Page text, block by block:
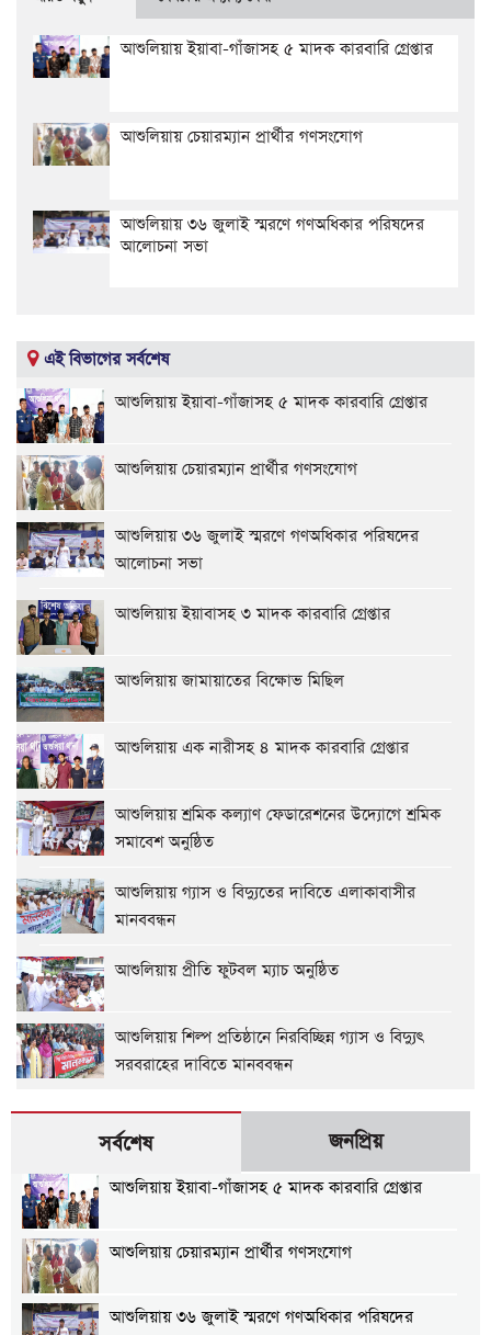
আশুলিয়ায় ইয়াবা-গাঁজাসহ ৫ মাদক কারবারি গ্রেপ্তার
আশুলিয়ায় চেয়ারম্যান প্রার্থীর গণসংযোগ
আশুলিয়ায় ৩৬ জুলাই স্মরণে গণঅধিকার পরিষদের
আলোচনা সভা
এই বিভাগের সর্বশেষ
আশুলিয়ায় ইয়াবা-গাঁজাসহ ৫ মাদক কারবারি গ্রেপ্তার
আশুলিয়ায় চেয়ারম্যান প্রার্থীর গণসংযোগ
আশুলিয়ায় ৩৬ জুলাই স্মরণে গণঅধিকার পরিষদের
আলোচনা সভা
আশুলিয়ায় ইয়াবাসহ ৩ মাদক কারবারি গ্রেপ্তার
আশুলিয়ায় জামায়াতের বিক্ষোভ মিছিল
আশুলিয়ায় এক নারীসহ ৪ মাদক কারবারি গ্রেপ্তার
আশুলিয়ায় শ্রমিক কল্যাণ ফেডারেশনের উদ্যোগে শ্রমিক
সমাবেশ অনুষ্ঠিত
আশুলিয়ায় গ্যাস ও বিদ্যুতের দাবিতে এলাকাবাসীর
মানববন্ধন
আশুলিয়ায় প্রীতি ফুটবল ম্যাচ অনুষ্ঠিত
আশুলিয়ায় শিল্প প্রতিষ্ঠানে নিরবিচ্ছিন্ন গ্যাস ও বিদ্যুৎ
সরবরাহের দাবিতে মানববন্ধন
সর্বশেষ জনপ্রিয়
আশুলিয়ায় ইয়াবা-গাঁজাসহ ৫ মাদক কারবারি গ্রেপ্তার
আশুলিয়ায় চেয়ারম্যান প্রার্থীর গণসংযোগ
আশুলিয়ায় ৩৬ জুলাই স্মরণে গণঅধিকার পরিষদের